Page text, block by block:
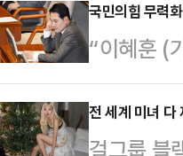
로 조작한
해 "어제
작하는 등
기도 전이
국민의힘 무력
“이혜훈 (
사들이 거
가 있겠으
전 세계 미녀
걸그룹 블